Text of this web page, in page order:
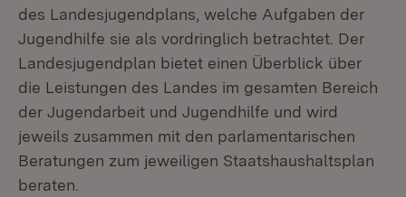
des Landesjugendplans, welche Aufgaben der
Jugendhilfe sie als vordringlich betrachtet. Der
Landesjugendplan bietet einen Überblick über
die Leistungen des Landes im gesamten Bereich
der Jugendarbeit und Jugendhilfe und wird
jeweils zusammen mit den parlamentarischen
Beratungen zum jeweiligen Staatshaushaltsplan
beraten.